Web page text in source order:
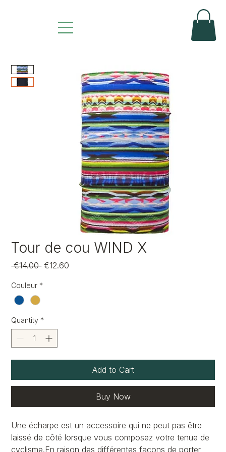
Tour de cou WIND X
€14.00 Regular
€12.60
Couleur *
Quantity *
Add to Cart
Buy Now
Une écharpe est un accessoire qui ne peut pas être
laissé de côté lorsque vous composez votre tenue de
cyclisme.En raison des différentes façons de porter